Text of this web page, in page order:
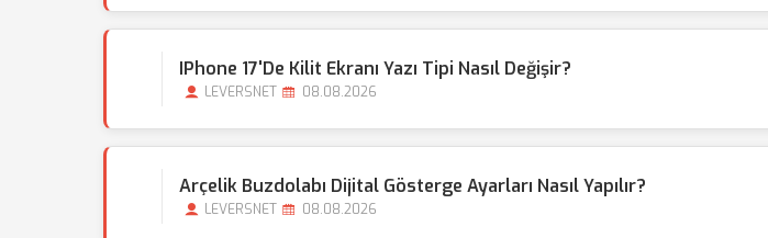
IPhone 17'de Kilit Ekranı Yazı Tipi Nasıl Değişir?
LEVERSNET 08.08.2026
Arçelik Buzdolabı Dijital Gösterge Ayarları Nasıl Yapılır?
LEVERSNET 08.08.2026